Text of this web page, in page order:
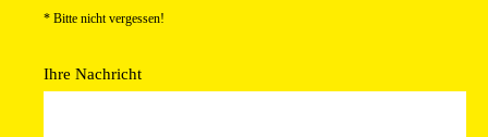
* Bitte nicht vergessen!
Ihre Nachricht